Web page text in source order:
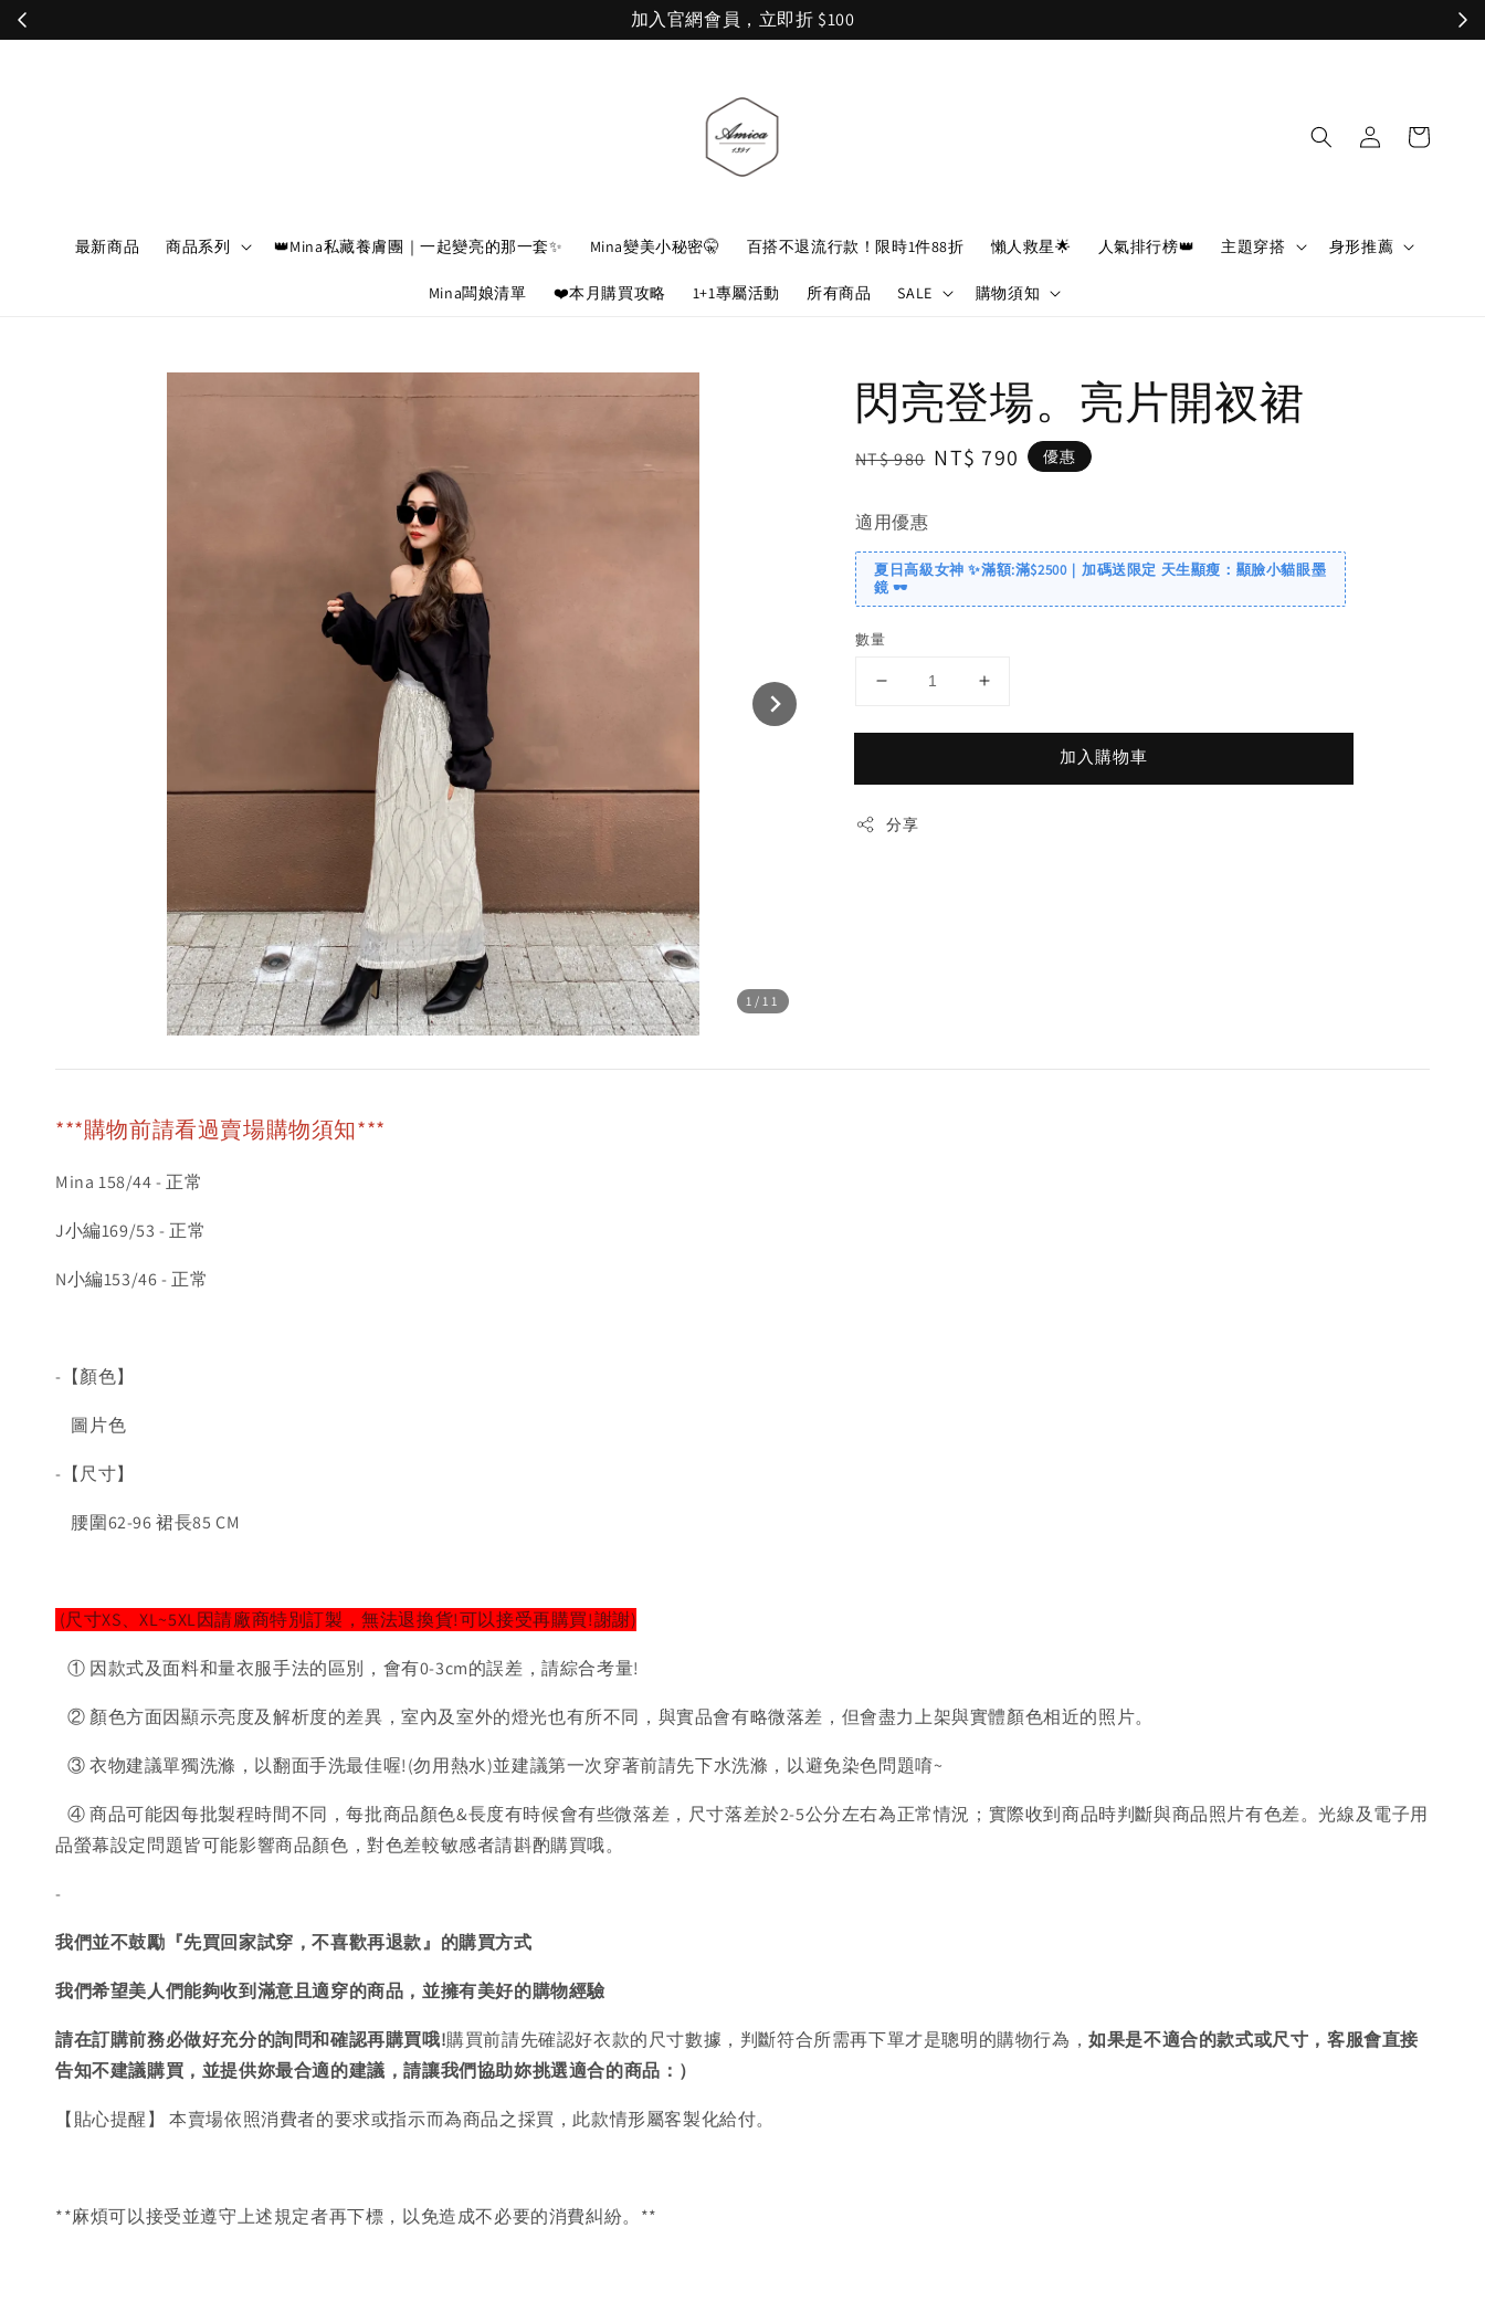
加入官網會員，立即折 $100
最新商品 商品系列 👑Mina私藏養膚團｜一起變亮的那一套✨ Mina變美小秘密🤫 百搭不退流行款！限時1件88折 懶人救星🌟 人氣排行榜👑 主題穿搭 身形推薦
Mina闆娘清單 ❤️本月購買攻略 1+1專屬活動 所有商品 SALE 購物須知
1 /11
閃亮登場。亮片開衩裙
Regular
NT$ 980 Sale
NT$ 790 優惠
適用優惠
夏日高級女神 ✨滿額:滿$2500｜加碼送限定 天生顯瘦：顯臉小貓眼墨
鏡 🕶️
數量
加入購物車
分享
***購物前請看過賣場購物須知***
Mina 158/44 - 正常
J小編169/53 - 正常
N小編153/46 - 正常
-【顏色】
圖片色
-【尺寸】
腰圍62-96 裙長85 CM
(尺寸XS、XL~5XL因請廠商特別訂製，無法退換貨!可以接受再購買!謝謝)
① 因款式及面料和量衣服手法的區別，會有0-3cm的誤差，請綜合考量!
② 顏色方面因顯示亮度及解析度的差異，室內及室外的燈光也有所不同，與實品會有略微落差，但會盡力上架與實體顏色相近的照片。
③ 衣物建議單獨洗滌，以翻面手洗最佳喔!(勿用熱水)並建議第一次穿著前請先下水洗滌，以避免染色問題唷~
④ 商品可能因每批製程時間不同，每批商品顏色&長度有時候會有些微落差，尺寸落差於2-5公分左右為正常情況；實際收到商品時判斷與商品照片有色差。光線及電子用
品螢幕設定問題皆可能影響商品顏色，對色差較敏感者請斟酌購買哦。
-
我們並不鼓勵『先買回家試穿，不喜歡再退款』的購買方式
我們希望美人們能夠收到滿意且適穿的商品，並擁有美好的購物經驗
請在訂購前務必做好充分的詢問和確認再購買哦!購買前請先確認好衣款的尺寸數據，判斷符合所需再下單才是聰明的購物行為，如果是不適合的款式或尺寸，客服會直接
告知不建議購買， 並提供妳最合適的建議，請讓我們協助妳挑選適合的商品：）
【貼心提醒】 本賣場依照消費者的要求或指示而為商品之採買，此款情形屬客製化給付。
**麻煩可以接受並遵守上述規定者再下標，以免造成不必要的消費糾紛。**